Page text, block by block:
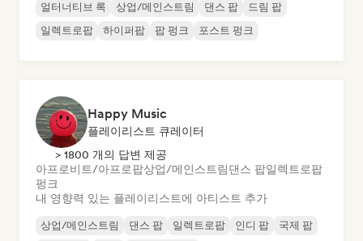
얼터너티브 록 상업/메인스트림 댄스 팝
드림 팝
일렉트로팝
하이퍼팝 팝 펑크 포스트 펑크
Happy Music
플레이리스트 큐레이터
> 1800 개의 답변 제공
아프로비트/아프로팝상업/메인스트림댄스 팝일렉트로팝
펑크
내 영향력 있는 플레이리스트에 아티스트 추가
상업/메인스트림 댄스 팝 일렉트로팝 인디 팝
국제 팝